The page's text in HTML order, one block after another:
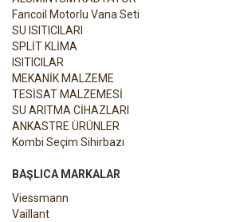
Fancoil Motorlu Vana Seti
SU ISITICILARI
SPLİT KLİMA
ISITICILAR
MEKANİK MALZEME
TESİSAT MALZEMESİ
SU ARITMA CİHAZLARI
ANKASTRE ÜRÜNLER
Kombi Seçim Sihirbazı
BAŞLICA MARKALAR
Viessmann
Vaillant